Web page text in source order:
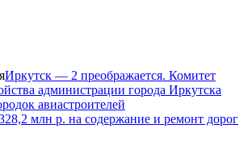
Иркутск — 2 преображается. Комитет
администрации города Иркутска
авиастроителей
млн р. на содержание и ремонт дорог